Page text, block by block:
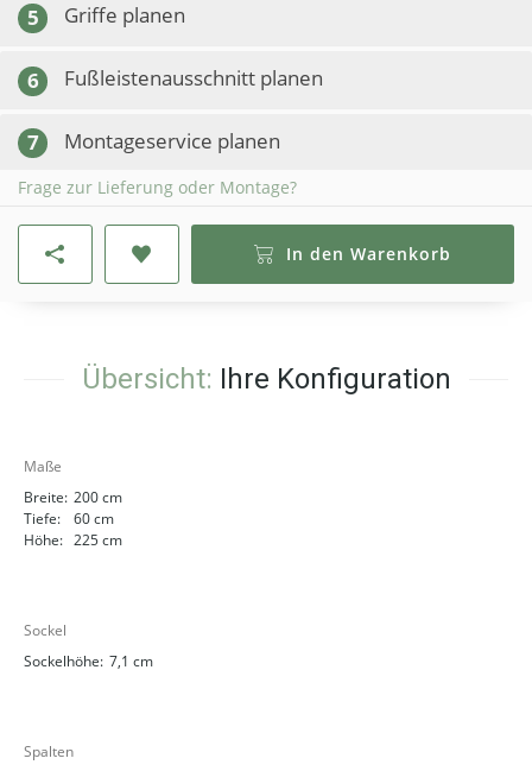
5 Griffe planen
6 Fußleistenausschnitt planen
7 Montageservice planen
Frage zur Lieferung oder Montage?
In den Warenkorb
Übersicht: Ihre Konfiguration
Maße
Breite: 200 cm
Tiefe:
60 cm
Höhe: 225 cm
Sockel
Sockelhöhe: 7,1 cm
Spalten